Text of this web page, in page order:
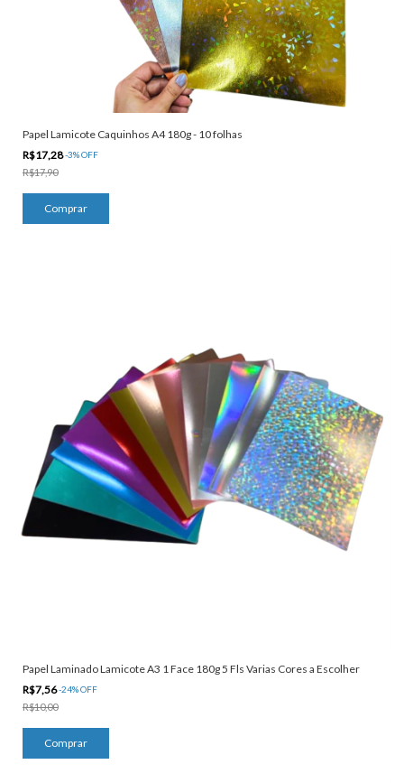
Papel Lamicote Caquinhos A4 180g - 10 folhas
R$17,28-3%OFF
R$17,90
Comprar
Papel Laminado Lamicote A3 1 Face 180g 5 Fls Varias Cores a Escolher
R$7,56-24%OFF
R$10,00
Comprar